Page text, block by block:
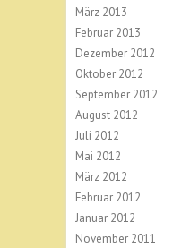
März 2013
Februar 2013
Dezember 2012
Oktober 2012
September 2012
August 2012
Juli 2012
Mai 2012
März 2012
Februar 2012
Januar 2012
November 2011